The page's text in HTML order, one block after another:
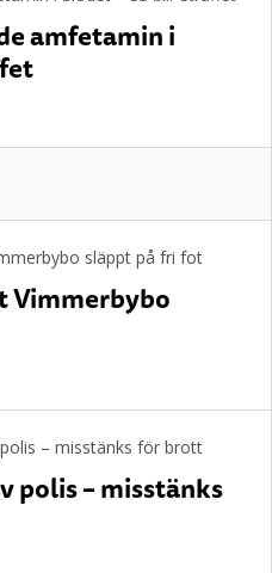
amfetamin i
polis – misstänks